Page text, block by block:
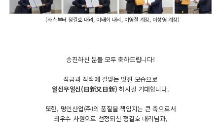
(좌측부터 정길호 대리, 이태희 대리, 이영철 계장, 이성영 계장)
승진하신 분들 모두 축하드립니다!
직급과 직책에 걸맞는 멋진 모습으로
일신우일신(日新又日新) 하시길 기대합니다.
또한, 명인산업(주)의 품질을 책임지는 큰 축으로서
최우수 사원으로 선정되신 정길호 대리님과,